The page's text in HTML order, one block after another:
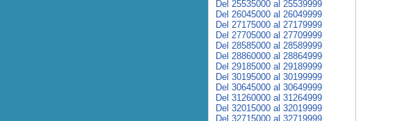
Del 25535000 al 25539999
Del 26045000 al 26049999
Del 27175000 al 27179999
Del 27705000 al 27709999
Del 28585000 al 28589999
Del 28860000 al 28864999
Del 29185000 al 29189999
Del 30195000 al 30199999
Del 30645000 al 30649999
Del 31260000 al 31264999
Del 32015000 al 32019999
Del 32715000 al 32719999